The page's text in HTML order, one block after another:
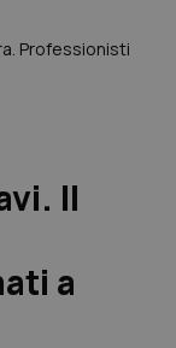
Professionisti
Il
a